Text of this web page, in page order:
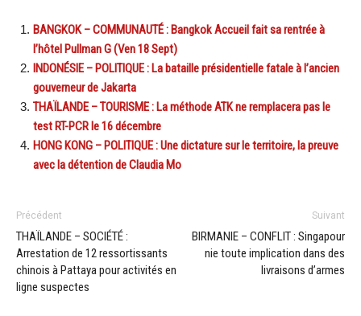
BANGKOK – COMMUNAUTÉ : Bangkok Accueil fait sa rentrée à
l’hôtel Pullman G (Ven 18 Sept)
INDONÉSIE – POLITIQUE : La bataille présidentielle fatale à l’ancien
gouverneur de Jakarta
THAÏLANDE – TOURISME : La méthode ATK ne remplacera pas le
test RT-PCR le 16 décembre
HONG KONG – POLITIQUE : Une dictature sur le territoire, la preuve
avec la détention de Claudia Mo
Précédent
THAÏLANDE – SOCIÉTÉ :
Arrestation de 12 ressortissants
chinois à Pattaya pour activités en
ligne suspectes
Suivant
BIRMANIE – CONFLIT : Singapour
nie toute implication dans des
livraisons d’armes